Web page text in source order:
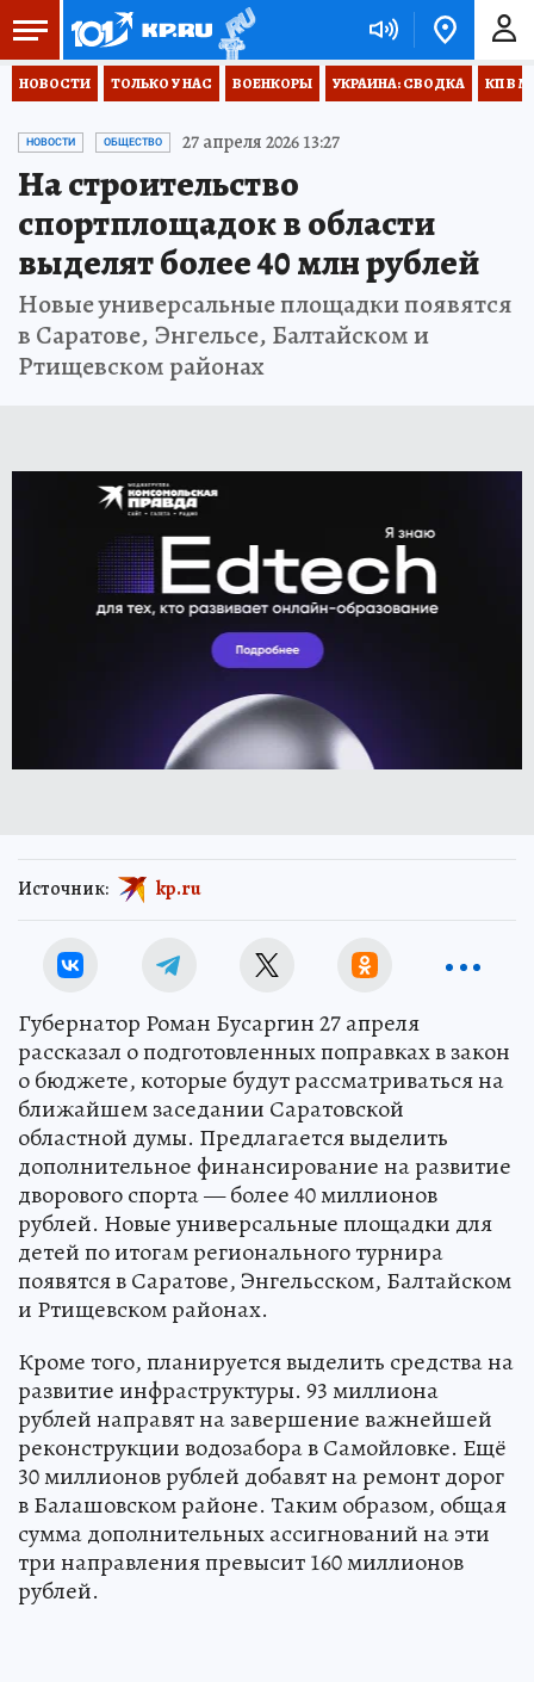
НОВОСТИ ТОЛЬКО У НАС ВОЕНКОРЫ УКРАИНА: СВОДКА КП В
НОВОСТИ ОБЩЕСТВО 27 апреля 2026 13:27
На строительство
спортплощадок в области
выделят более 40 млн рублей
Новые универсальные площадки появятся
в Саратове, Энгельсе, Балтайском и
Ртищевском районах
Источник: kp.ru
Губернатор Роман Бусаргин 27 апреля
рассказал о подготовленных поправках в закон
о бюджете, которые будут рассматриваться на
ближайшем заседании Саратовской
областной думы. Предлагается выделить
дополнительное финансирование на развитие
дворового спорта — более 40 миллионов
рублей. Новые универсальные площадки для
детей по итогам регионального турнира
появятся в Саратове, Энгельсском, Балтайском
и Ртищевском районах.
Кроме того, планируется выделить средства на
развитие инфраструктуры. 93 миллиона
рублей направят на завершение важнейшей
реконструкции водозабора в Самойловке. Ещё
30 миллионов рублей добавят на ремонт дорог
в Балашовском районе. Таким образом, общая
сумма дополнительных ассигнований на эти
три направления превысит 160 миллионов
рублей.